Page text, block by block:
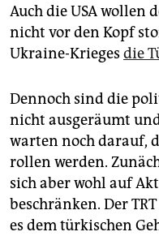
Auch die USA wollen
nicht vor den Kopf
Ukraine-Krieges die
Dennoch sind die
nicht ausgeräumt
warten noch darauf,
rollen werden.
sich aber wohl auf
beschränken. Der
es dem türkischen